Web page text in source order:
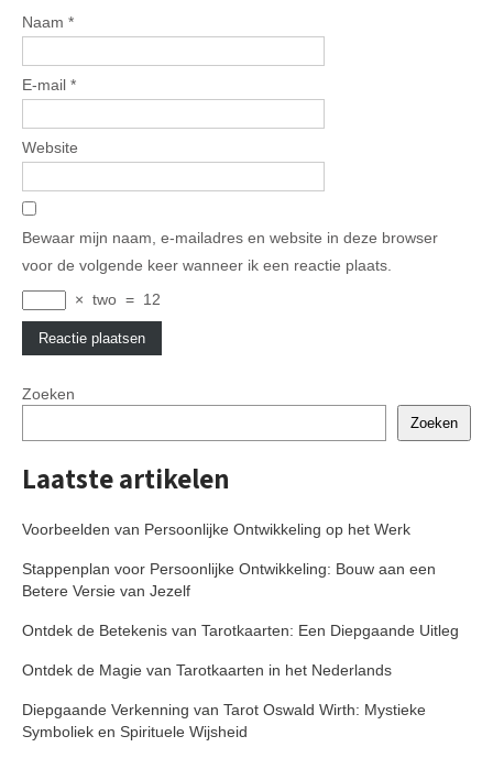
Naam *
E-mail *
Website
Bewaar mijn naam, e-mailadres en website in deze browser
voor de volgende keer wanneer ik een reactie plaats.
× two = 12
Zoeken
Zoeken
Laatste artikelen
Voorbeelden van Persoonlijke Ontwikkeling op het Werk
Stappenplan voor Persoonlijke Ontwikkeling: Bouw aan een
Betere Versie van Jezelf
Ontdek de Betekenis van Tarotkaarten: Een Diepgaande Uitleg
Ontdek de Magie van Tarotkaarten in het Nederlands
Diepgaande Verkenning van Tarot Oswald Wirth: Mystieke
Symboliek en Spirituele Wijsheid